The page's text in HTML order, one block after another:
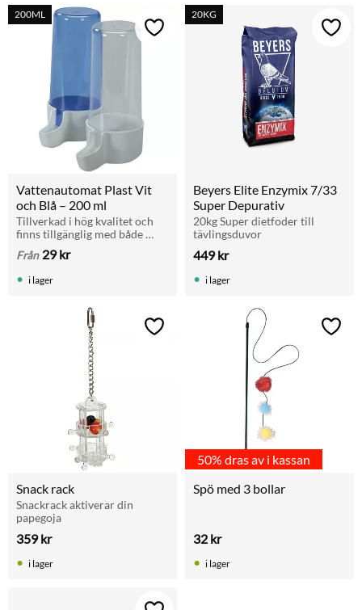
Vattenautomat Plast Vit
och Blå – 200 ml
Tillverkad i hög kvalitet och
finns tillgänglig med både
transparent och
alghämmande blått plaströr.
Från 29kr
200ML
Lägg till i favoriter
i lager
Beyers Elite Enzymix 7/33
Super Depurativ
20kg Super dietfoder till
tävlingsduvor
449kr
20KG
Lägg
i lager
Snack rack
Snackrack aktiverar din
papegoja
359kr
Lägg till i favoriter
i lager
50% dras av i kassan
Spö med 3 bollar
32 kr
Lägg
i lager